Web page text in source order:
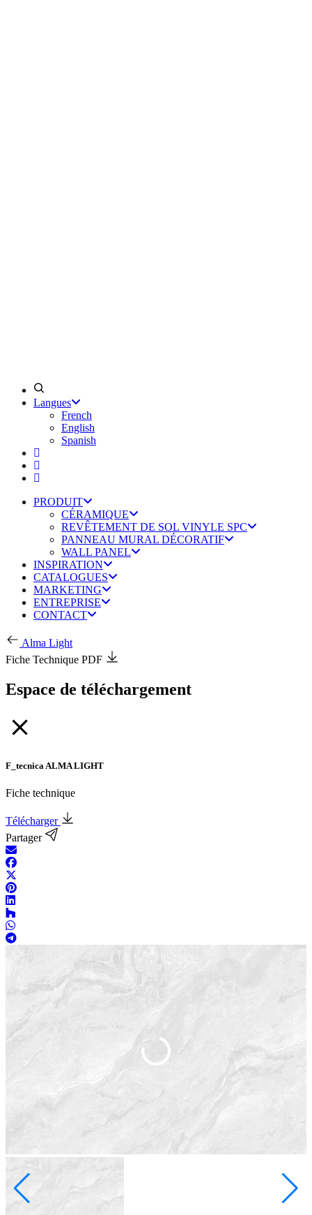
Langues
French
English
Spanish
PRODUIT
CÉRAMIQUE
REVÊTEMENT DE SOL VINYLE SPC
PANNEAU MURAL DÉCORATIF
WALL PANEL
INSPIRATION
CATALOGUES
MARKETING
ENTREPRISE
CONTACT
Alma Light
Fiche Technique PDF
Espace de téléchargement
F_tecnica ALMA LIGHT
Fiche technique
Télécharger
Partager